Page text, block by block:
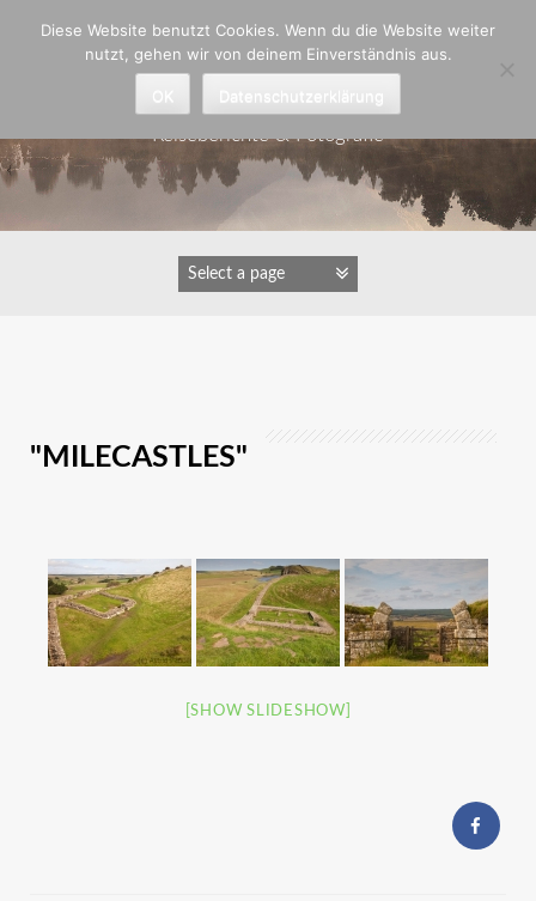
Astrid Padberg
Reiseberichte & Fotografie
"MILECASTLES"
[SHOW SLIDESHOW]
Diese Website benutzt Cookies. Wenn du die Website weiter
nutzt, gehen wir von deinem Einverständnis aus.